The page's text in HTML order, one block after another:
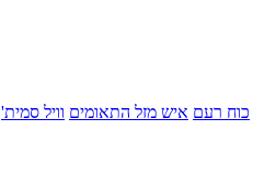
כוח רעם איש מזל התאומים וויל סמית'